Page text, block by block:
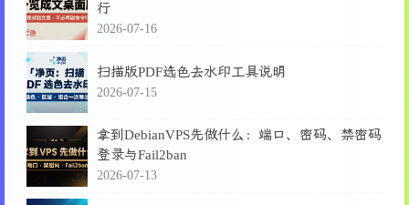
行
2026-07-16
扫描版PDF选色去水印工具说明
2026-07-15
拿到DebianVPS先做什么：端口、密码、禁密码
登录与Fail2ban
2026-07-13